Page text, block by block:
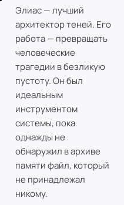
Элиас — лучший
архитектор теней. Его
работа — превращать
человеческие
трагедии в безликую
пустоту. Он был
идеальным
инструментом
системы, пока
однажды не
обнаружил в архиве
памяти файл, который
не принадлежал
никому.